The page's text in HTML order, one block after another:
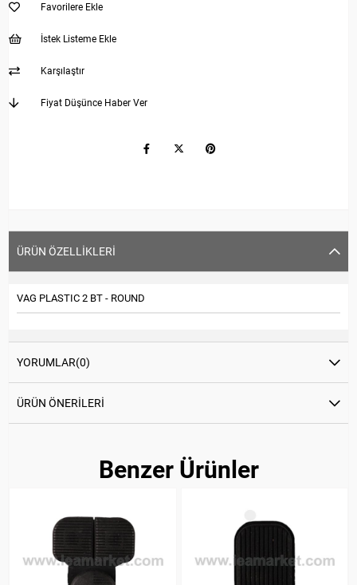
Favorilere Ekle
İstek Listeme Ekle
Karşılaştır
Fiyat Düşünce Haber Ver
ÜRÜN ÖZELLIKLERI
VAG PLASTIC 2 BT - ROUND
YORUMLAR(0)
ÜRÜN ÖNERILERI
Benzer Ürünler